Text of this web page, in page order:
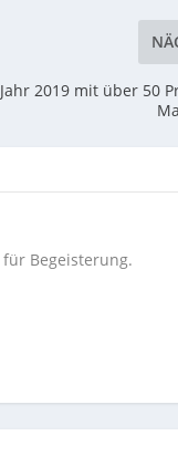
2019 mit über 50
Begeisterung.